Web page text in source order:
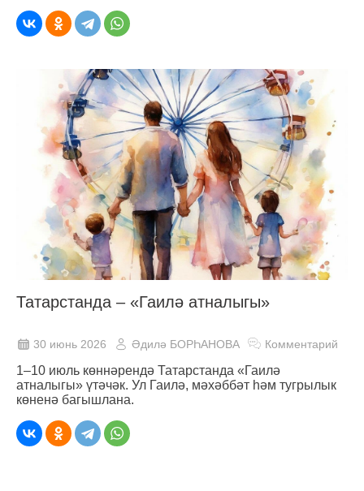
Татарстанда ‒ «Гаилә атналыгы»
30 июнь 2026 Әдилә БОРҺАНОВА Комментарий
1–10 июль көннәрендә Татарстанда «Гаилә
атналыгы» үтәчәк. Ул Гаилә, мәхәббәт һәм тугрылык
көненә багышлана.